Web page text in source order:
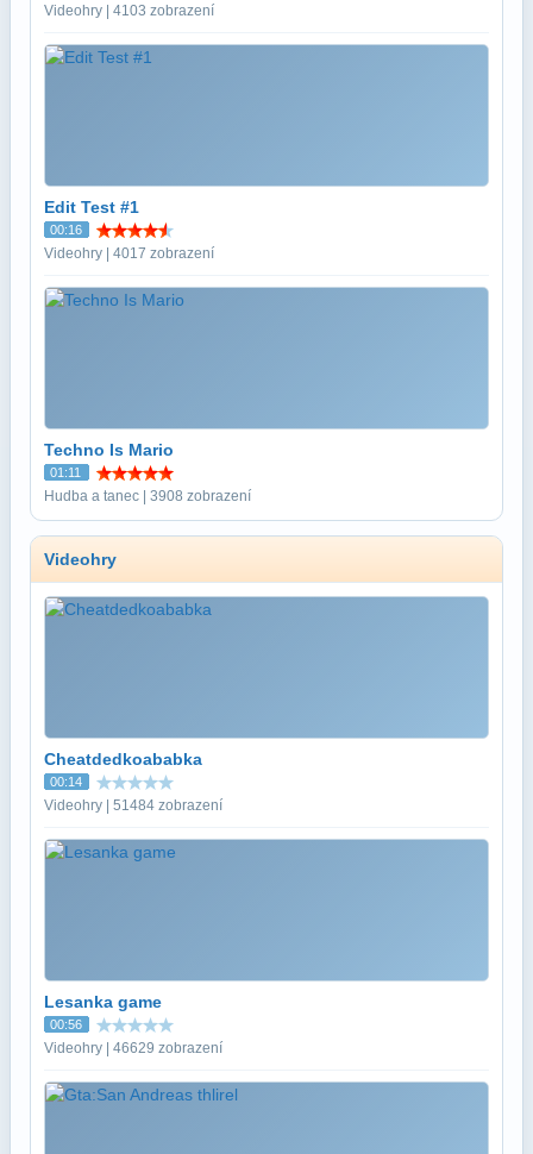
Videohry | 4103 zobrazení
Edit Test #1
00:16
Videohry | 4017 zobrazení
Techno Is Mario
01:11
Hudba a tanec | 3908 zobrazení
Videohry
Cheatdedkoababka
00:14
Videohry | 51484 zobrazení
Lesanka game
00:56
Videohry | 46629 zobrazení